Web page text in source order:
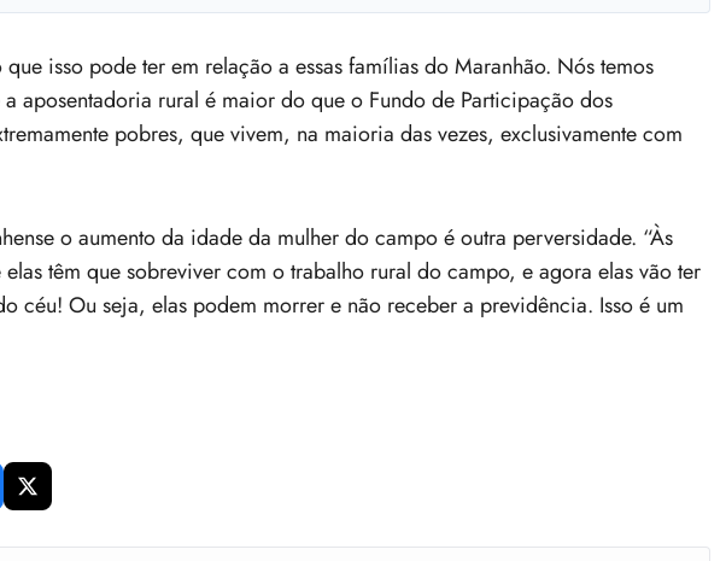
isso pode ter em relação a essas famílias do Maranhão. Nós temos
aposentadoria rural é maior do que o Fundo de Participação dos
pobres, que vivem, na maioria das vezes, exclusivamente com
o aumento da idade da mulher do campo é outra perversidade. “Às
têm que sobreviver com o trabalho rural do campo, e agora elas vão ter
céu! Ou seja, elas podem morrer e não receber a previdência. Isso é um